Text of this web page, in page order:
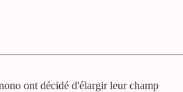
ont décidé d'élargir leur champ